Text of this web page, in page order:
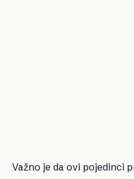
Važno je da ovi pojedinci